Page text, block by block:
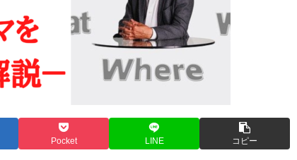
Pocket LINE コピー